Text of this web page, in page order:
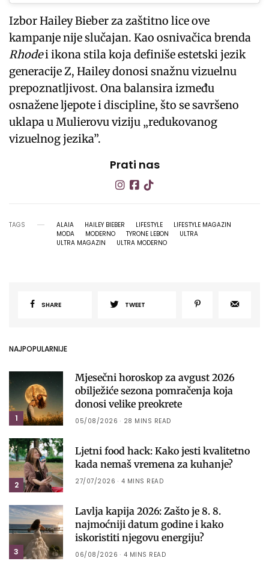
Izbor Hailey Bieber za zaštitno lice ove
kampanje nije slučajan. Kao osnivačica brenda
Rhodei ikona stila koja definiše estetski jezik
generacije Z, Hailey donosi snažnu vizuelnu
prepoznatljivost. Ona balansira između
osnažene ljepote i discipline, što se savršeno
uklapa u Mulierovu viziju „redukovanog
vizuelnog jezika”.
Prati nas
TAGS ALAIA HAILEY BIEBER LIFESTYLE
LIFESTYLE MAGAZIN
MODA
MODERNO TYRONE LEBON
ULTRA
ULTRA MAGAZIN
ULTRA MODERNO
SHARE TWEET
NAJPOPULARNIJE
1
Mjesečni horoskop za avgust 2026
obilježiće sezona pomračenja koja
donosi velike preokrete
05/08/2026 28 MINS READ
2
Ljetni food hack: Kako jesti kvalitetno
kada nemaš vremena za kuhanje?
27/07/2026 4 MINS READ
3
Lavlja kapija 2026: Zašto je 8. 8.
najmoćniji datum godine i kako
iskoristiti njegovu energiju?
06/08/2026 4 MINS READ